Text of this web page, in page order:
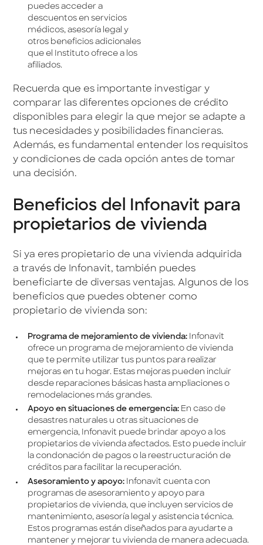
puedes acceder a
descuentos en servicios
médicos, asesoría legal y
otros beneficios adicionales
que el Instituto ofrece a los
afiliados.
Recuerda que es importante investigar y
comparar las diferentes opciones de crédito
disponibles para elegir la que mejor se adapte a
tus necesidades y posibilidades financieras.
Además, es fundamental entender los requisitos
y condiciones de cada opción antes de tomar
una decisión.
Beneficios del Infonavit para
propietarios de vivienda
Si ya eres propietario de una vivienda adquirida
a través de Infonavit, también puedes
beneficiarte de diversas ventajas. Algunos de los
beneficios que puedes obtener como
propietario de vivienda son:
Programa de mejoramiento de vivienda:Infonavit
ofrece un programa de mejoramiento de vivienda
que te permite utilizar tus puntos para realizar
mejoras en tu hogar. Estas mejoras pueden incluir
desde reparaciones básicas hasta ampliaciones o
remodelaciones más grandes.
Apoyo en situaciones de emergencia:En caso de
desastres naturales u otras situaciones de
emergencia, Infonavit puede brindar apoyo a los
propietarios de vivienda afectados. Esto puede incluir
la condonación de pagos o la reestructuración de
créditos para facilitar la recuperación.
Asesoramiento y apoyo:Infonavit cuenta con
programas de asesoramiento y apoyo para
propietarios de vivienda, que incluyen servicios de
mantenimiento, asesoría legal y asistencia técnica.
Estos programas están diseñados para ayudarte a
mantener y mejorar tu vivienda de manera adecuada.